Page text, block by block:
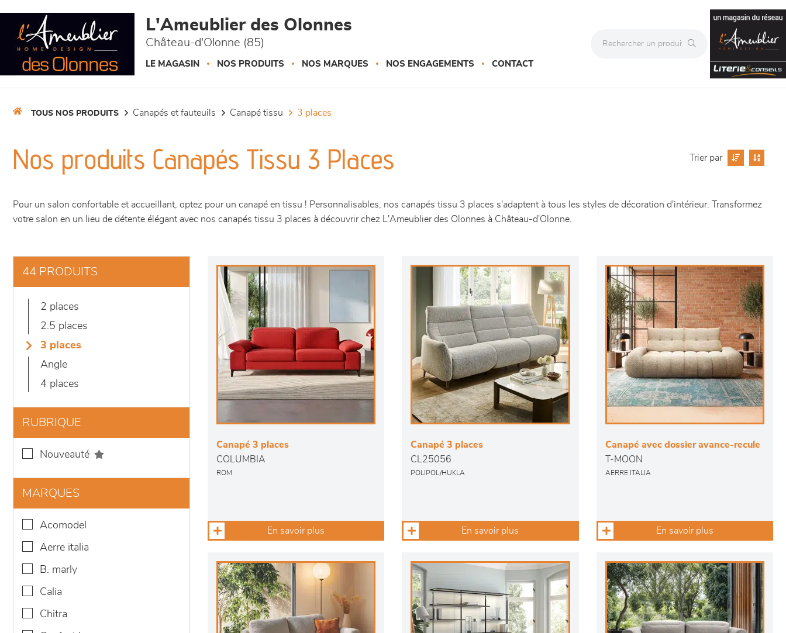
L'Ameublier des Olonnes
Château-d'Olonne (85)
LE MAGASIN NOS PRODUITS NOS MARQUES NOS ENGAGEMENTS CONTACT
TOUS NOS PRODUITS canapés et fauteuils canapé tissu 3 places
Nos produits Canapés Tissu 3 Places Trier par
Pour un salon confortable et accueillant, optez pour un canapé en tissu ! Personnalisables, nos canapés tissu 3 places s'adaptent à tous les styles de décoration d'intérieur. Transformez
votre salon en un lieu de détente élégant avec nos canapés tissu 3 places à découvrir chez L'Ameublier des Olonnes à Château-d'Olonne.
44 PRODUITS
2 places
2.5 places
3 places
angle
4 places
RUBRIQUE
nouveauté
MARQUES
acomodel
aerre italia
b. marly
calia
chitra
Canapé 3 places
COLUMBIA
ROM
En savoir plus
Canapé 3 places
CL25056
POLIPOL/HUKLA
En savoir plus
Canapé avec dossier avance-recule
T-MOON
AERRE ITALIA
En savoir plus